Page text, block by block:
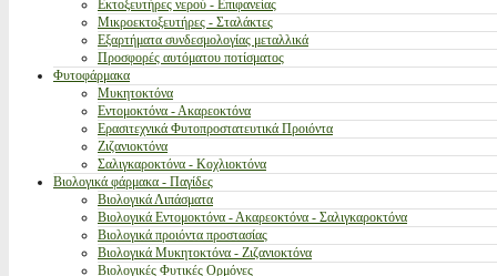
Εκτοξευτήρες νερού - Επιφανείας
Μικροεκτοξευτήρες - Σταλάκτες
Εξαρτήματα συνδεσμολογίας μεταλλικά
Προσφορές αυτόματου ποτίσματος
Φυτοφάρμακα
Μυκητοκτόνα
Εντομοκτόνα - Ακαρεοκτόνα
Ερασιτεχνικά Φυτοπροστατευτικά Προιόντα
Ζιζανιοκτόνα
Σαλιγκαροκτόνα - Κοχλιοκτόνα
Βιολογικά φάρμακα - Παγίδες
Βιολογικά Λιπάσματα
Βιολογικά Εντομοκτόνα - Ακαρεοκτόνα - Σαλιγκαροκτόνα
Βιολογικά προιόντα προστασίας
Βιολογικά Μυκητοκτόνα - Ζιζανιοκτόνα
Βιολογικές Φυτικές Ορμόνες